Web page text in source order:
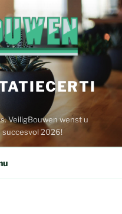
VeiligBouwen wenst u
2026!